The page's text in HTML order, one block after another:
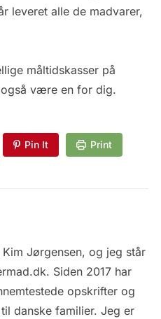
leveret alle de madvarer,
måltidskasser på
være en for dig.
Pin It Print
Jørgensen, og jeg står
Siden 2017 har
opskrifter og
danske familier. Jeg er